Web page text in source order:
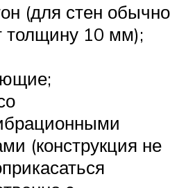
(для стен обычно
толщину 10 мм);
(конструкция не